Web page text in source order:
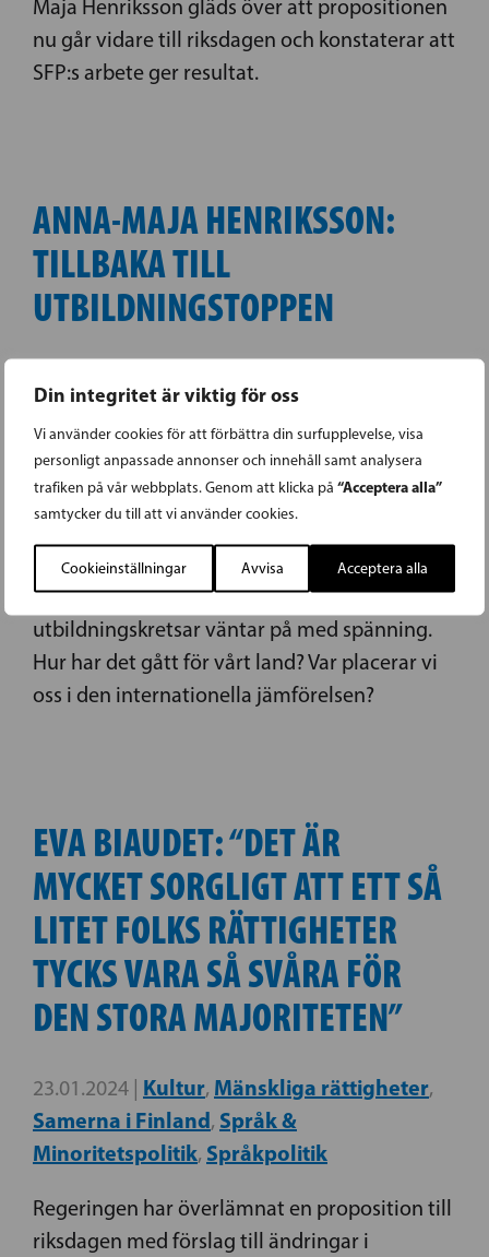
Din integritet är viktig för oss
Vi använder cookies för att förbättra din surfupplevelse, visa
personligt anpassade annonser och innehåll samt analysera
trafiken på vår webbplats. Genom att klicka på “Acceptera alla”
samtycker du till att vi använder cookies.
Cookieinställningar Avvisa Acceptera alla
Maja Henriksson gläds över att propositionen
nu går vidare till riksdagen och konstaterar att
SFP:s arbete ger resultat.
ANNA-MAJA HENRIKSSON:
TILLBAKA TILL
UTBILDNINGSTOPPEN
Förskola,Grundskola,Lärare
Svenskan i Finland,Utbildning,Utbildning
Bland det viktigaste för Finlands framtid är att
vi fortsätter satsa på en god utbildning för
våra barn och unga. Vart tredje år publiceras
Pisa-resultaten. Det är en dag som man i
utbildningskretsar väntar på med spänning.
Hur har det gått för vårt land? Var placerar vi
oss i den internationella jämförelsen?
EVA BIAUDET: “DET ÄR
MYCKET SORGLIGT ATT ETT SÅ
LITET FOLKS RÄTTIGHETER
TYCKS VARA SÅ SVÅRA FÖR
DEN STORA MAJORITETEN”
23.01.2024 | Kultur, Mänskliga rättigheter,
Samerna i Finland, Språk &
Minoritetspolitik, Språkpolitik
Regeringen har överlämnat en proposition till
riksdagen med förslag till ändringar i